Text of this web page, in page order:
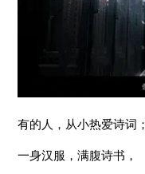
有的人，从小热爱诗词；
一身汉服，满腹诗书，